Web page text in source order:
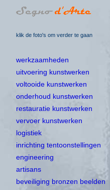
klik de foto's om verder te gaan
werkzaamheden
uitvoering kunstwerken
voltooide kunstwerken
onderhoud kunstwerken
restauratie kunstwerken
vervoer kunstwerken
logistiek
inrichting tentoonstellingen
engineering
artisans
beveiliging bronzen beelden